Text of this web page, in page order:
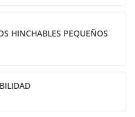
HINCHABLES PEQUEÑOS